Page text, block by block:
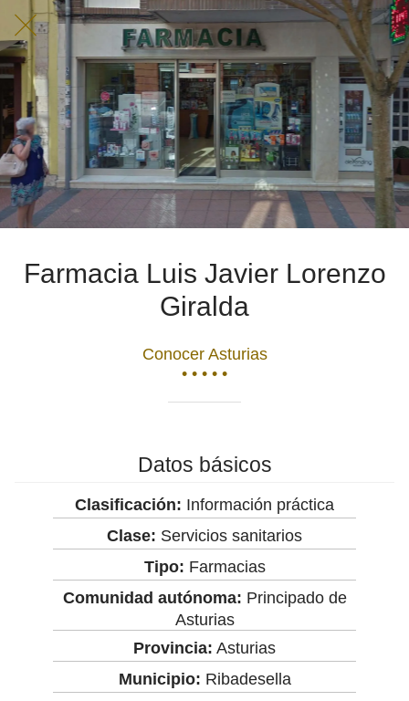
Farmacia Luis Javier Lorenzo
Giralda
Conocer Asturias
• • • • •
Datos básicos
Clasificación: Información práctica
Clase: Servicios sanitarios
Tipo: Farmacias
Comunidad autónoma: Principado de
Asturias
Provincia: Asturias
Municipio: Ribadesella